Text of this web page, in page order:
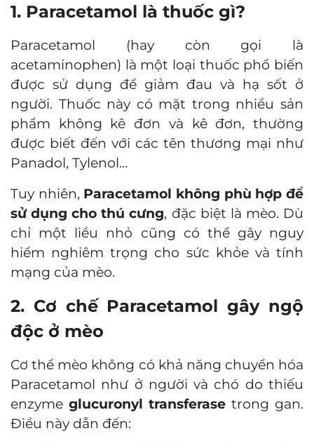
1. Paracetamol là thuốc gì?
Paracetamol (hay còn gọi là
acetaminophen) là một loại thuốc phổ biến
được sử dụng để giảm đau và hạ sốt ở
người. Thuốc này có mặt trong nhiều sản
phẩm không kê đơn và kê đơn, thường
được biết đến với các tên thương mại như
Panadol, Tylenol…
Tuy nhiên, Paracetamol không phù hợp để
sử dụng cho thú cưng, đặc biệt là mèo. Dù
chỉ một liều nhỏ cũng có thể gây nguy
hiểm nghiêm trọng cho sức khỏe và tính
mạng của mèo.
2. Cơ chế Paracetamol gây ngộ
độc ở mèo
Cơ thể mèo không có khả năng chuyển hóa
Paracetamol như ở người và chó do thiếu
enzyme glucuronyl transferase trong gan.
Điều này dẫn đến: